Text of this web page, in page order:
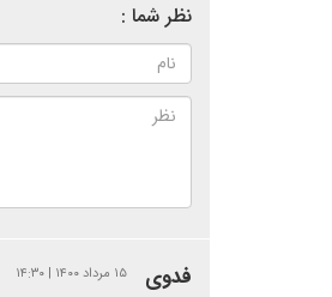
نظر شما :
فدوی ۱۵ مرداد ۱۴۰۰ | ۱۴:۳۰